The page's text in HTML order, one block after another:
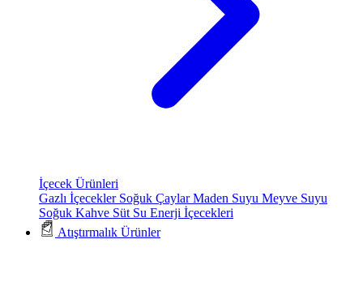
İçecek Ürünleri
Gazlı İçecekler Soğuk ÇaylarMaden Suyu Meyve Suyu
Soğuk Kahve Süt Su Enerji İçecekleri
Atıştırmalık Ürünler